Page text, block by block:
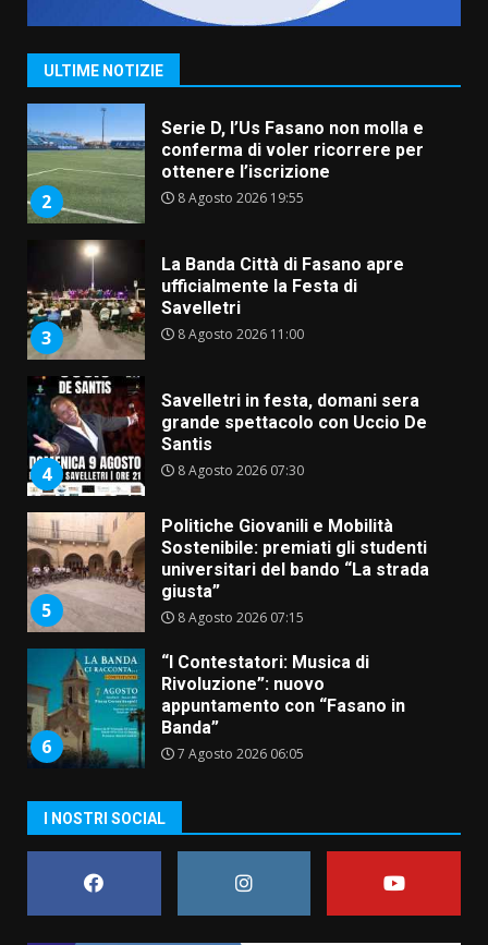
ULTIME NOTIZIE
1
del Pesce Spada” a Savelletri
9 Agosto 2026 07:32
2
Serie D, l’Us Fasano non molla e
conferma di voler ricorrere per
ottenere l’iscrizione
8 Agosto 2026 19:55
3
La Banda Città di Fasano apre
ufficialmente la Festa di
Savelletri
8 Agosto 2026 11:00
4
Savelletri in festa, domani sera
grande spettacolo con Uccio De
Santis
8 Agosto 2026 07:30
5
Politiche Giovanili e Mobilità
Sostenibile: premiati gli studenti
universitari del bando “La strada
giusta”
8 Agosto 2026 07:15
6
“I Contestatori: Musica di
Rivoluzione”: nuovo
appuntamento con “Fasano in
Banda”
7 Agosto 2026 06:05
amarezza per esclusione dal
campionato di calcio”
7 Agosto 2026 06:00
I NOSTRI SOCIAL